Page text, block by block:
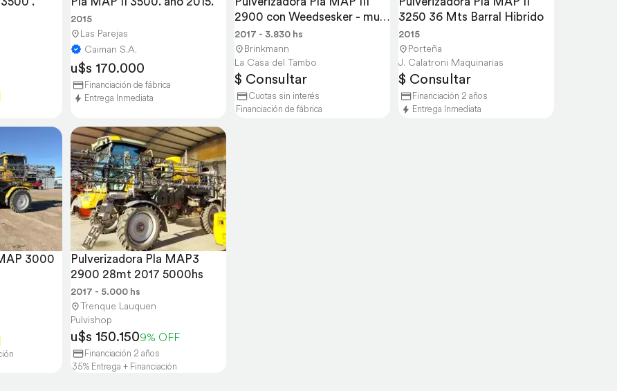
2015
Las Parejas
Caiman S.A.
u$s 170.000
Financiación de fábrica
Entrega Inmediata
2900 con Weedsesker - muy
Buena
2017 - 3.830 hs
Brinkmann
La Casa del Tambo
$ Consultar
Cuotas sin interés
Financiación de fábrica
3250 36 Mts Barral Hibrido
2015
Porteña
J. Calatroni Maquinarias
$ Consultar
Financiación 2 años
Entrega Inmediata
3000
Pulverizadora Pla MAP3
2900 28mt 2017 5000hs
2017 - 5.000 hs
Trenque Lauquen
Pulvishop
u$s 150.1509% OFF
Financiación 2 años
35% Entrega + Financiación